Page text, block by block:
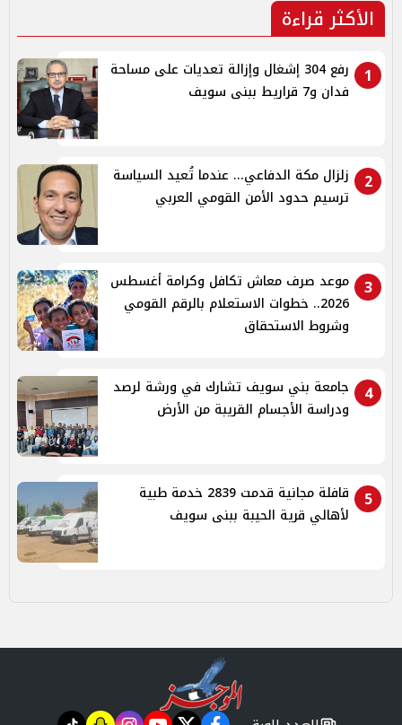
الأكثر قراءة
1
رفع 304 إشغال وإزالة تعديات على مساحة
فدان و7 قراريط ببنى سويف
2
زلزال مكة الدفاعي... عندما تُعيد السياسة
ترسيم حدود الأمن القومي العربي
3
موعد صرف معاش تكافل وكرامة أغسطس
2026.. خطوات الاستعلام بالرقم القومي
وشروط الاستحقاق
4
جامعة بني سويف تشارك في ورشة لرصد
ودراسة الأجسام القريبة من الأرض
5
قافلة مجانية قدمت 2839 خدمة طبية
لأهالي قرية الحيبة ببنى سويف